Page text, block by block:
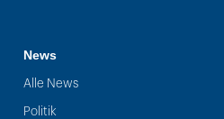
News
Alle News
Politik